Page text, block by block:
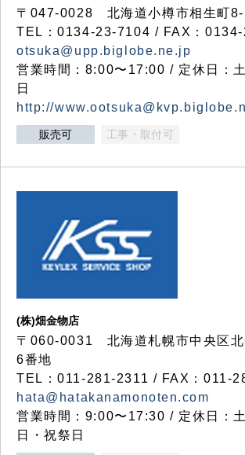
〒047-0028 北海道小樽市相生町
TEL：0134-23-7104 / FAX：
otsuka@upp.biglobe.ne.jp
営業時間：8:00〜17:00 / 定休日：
日
http://
販売可 工事・取付可
(株)畑金物店
〒060-0031 北海道札幌市中央区北
6番地
TEL：011-281-2311 / FAX：011-
hata@hatakanamonoten.com
営業時間：9:00〜17:30 / 定休日：
日・祝祭日